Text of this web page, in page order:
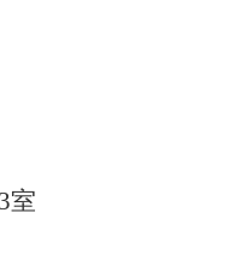
室